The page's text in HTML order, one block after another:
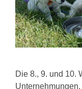
Die 8., 9. und 10.